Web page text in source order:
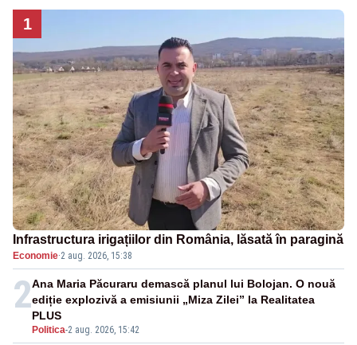
1
Infrastructura irigațiilor din România, lăsată în paragină
Economie·2 aug. 2026, 15:38
2
Politica-2 aug. 2026, 15:42
Ana Maria Păcuraru demască planul lui Bolojan. O nouă
ediție explozivă a emisiunii „Miza Zilei” la Realitatea
PLUS